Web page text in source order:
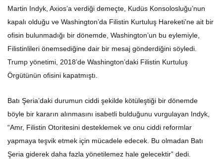
Martin Indyk, Axios’a verdiği demeçte, Kudüs Konsolosluğu’nun
kapalı olduğu ve Washington’da Filistin Kurtuluş Hareketi’ne ait bir
ofisin bulunmadığı bir dönemde, Washington’un bu eylemiyle,
Filistinlileri önemsediğine dair bir mesaj gönderdiğini söyledi.
Trump yönetimi, 2018’de Washington’daki Filistin Kurtuluş
Örgütünün ofisini kapatmıştı.
Batı Şeria’daki durumun ciddi şekilde kötüleştiği bir dönemde
böyle bir kararın alınmasını isabetli bulduğunuvurgulayan Indyk,
“Amr, Filistin Otoritesini desteklemek ve onu ciddi reformlar
yapmaya teşvik etmek için mücadele edecek. Bu olmadan Batı
Şeria giderek daha fazla yönetilemez hale gelecektir” dedi.